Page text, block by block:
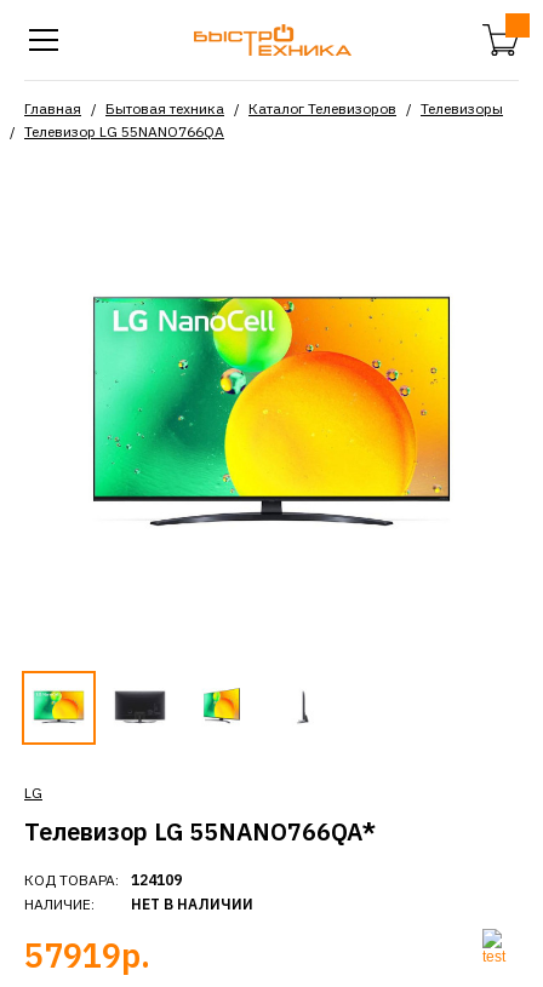
Главная Бытовая техника Каталог Телевизоров
Телевизоры
Телевизор LG 55NANO766QA
LG
Телевизор LG 55NANO766QA*
КОД ТОВАРА:
НАЛИЧИЕ:
124109
НЕТ В НАЛИЧИИ
57919р.